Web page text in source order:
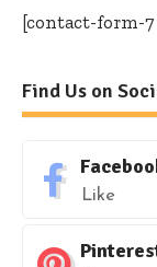
[contact-form-
Find Us on
Like